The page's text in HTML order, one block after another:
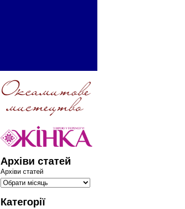
Архіви статей
Архіви статей
Категорії